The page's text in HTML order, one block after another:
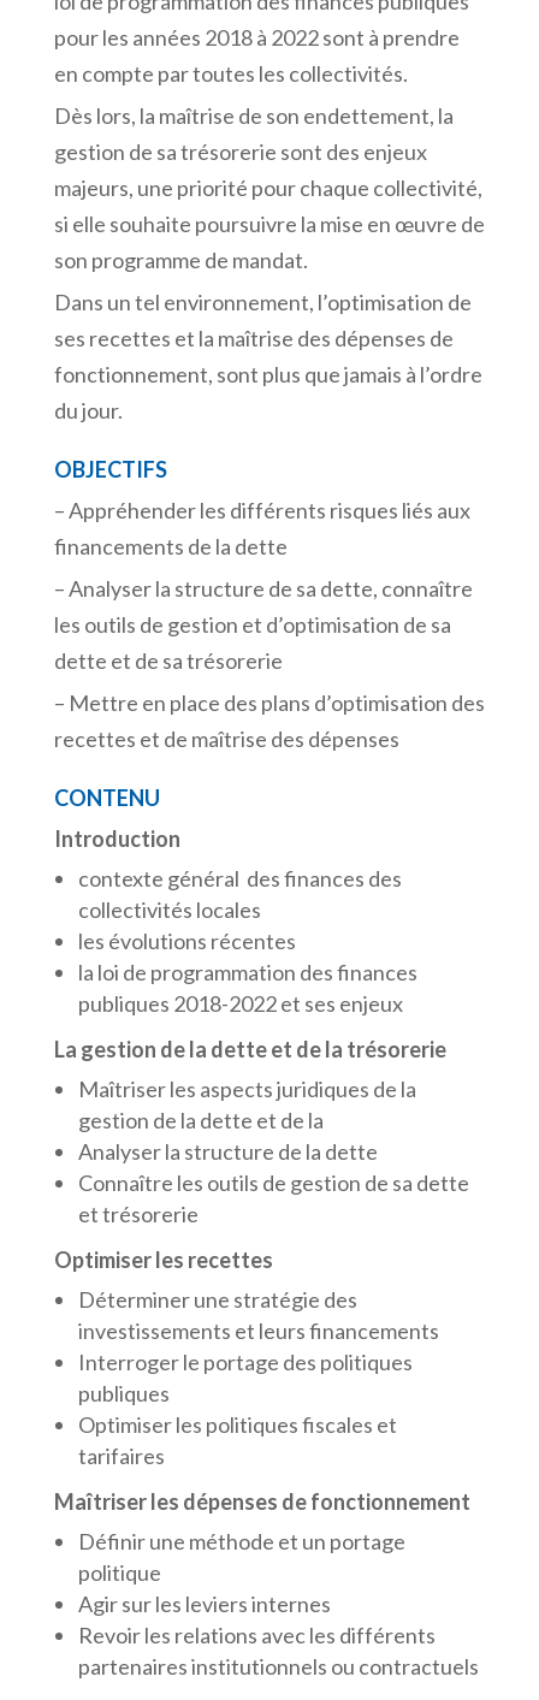
pour les années 2018 à 2022 sont à prendre
en compte par toutes les collectivités.
Dès lors, la maîtrise de son endettement, la
gestion de sa trésorerie sont des enjeux
majeurs, une priorité pour chaque collectivité,
si elle souhaite poursuivre la mise en œuvre de
son programme de mandat.
Dans un tel environnement, l’optimisation de
ses recettes et la maîtrise des dépenses de
fonctionnement, sont plus que jamais à l’ordre
du jour.
OBJECTIFS
– Appréhender les différents risques liés aux
financements de la dette
– Analyser la structure de sa dette, connaître
les outils de gestion et d’optimisation de sa
dette et de sa trésorerie
– Mettre en place des plans d’optimisation des
recettes et de maîtrise des dépenses
CONTENU
Introduction
contexte général des finances des
collectivités locales
les évolutions récentes
la loi de programmation des finances
publiques 2018-2022 et ses enjeux
La gestion de la dette et de la trésorerie
Maîtriser les aspects juridiques de la
gestion de la dette et de la
Analyser la structure de la dette
Connaître les outils de gestion de sa dette
et trésorerie
Optimiser les recettes
Déterminer une stratégie des
investissements et leurs financements
Interroger le portage des politiques
publiques
Optimiser les politiques fiscales et
tarifaires
Maîtriser les dépenses de fonctionnement
Définir une méthode et un portage
politique
Agir sur les leviers internes
Revoir les relations avec les différents
partenaires institutionnels ou contractuels